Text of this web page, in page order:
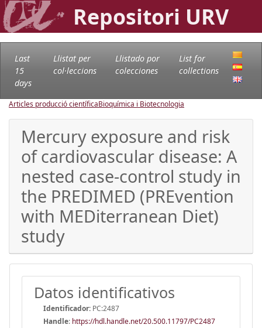
Repositori URV
Last
15
days
Llistat per
col·leccions
Llistado por
colecciones
List for
collections
Articles producció científicaBioquímica i Biotecnologia
Mercury exposure and risk
of cardiovascular disease: A
nested case-control study in
the PREDIMED (PREvention
with MEDiterranean Diet)
study
Datos identificativos
Identificador: PC:2487
Handle: https://hdl.handle.net/20.500.11797/PC2487